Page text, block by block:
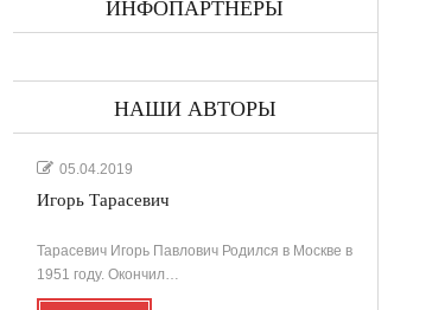
ИНФОПАРТНЁРЫ
НАШИ АВТОРЫ
05.04.2019
Игорь Тарасевич
Тарасевич Игорь Павлович Родился в Москве в
1951 году. Окончил…